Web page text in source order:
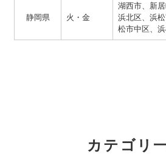
静岡県 火・金
湖西市、新
浜北区、浜
松市中区、
カテゴリ